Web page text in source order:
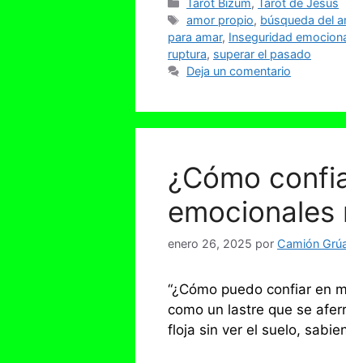
Tarot Bizum,Tarot de Jesús
Etiquetas
amor propio, búsqueda del
para amar, Inseguridad
ruptura, superar el pasado
Deja un comentario
¿Cómo
emocionales
enero 26, 2025 por Camión
“¿Cómo puedo confiar en
como un lastre que se
floja sin ver el suelo,